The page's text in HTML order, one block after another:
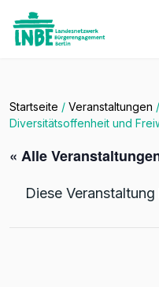
Startseite / Veranstaltungen /
Diversitätsoffenheit und
« Alle
Diese